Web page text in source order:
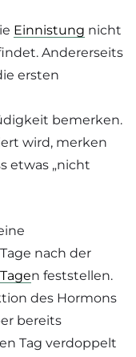
Einnistung nicht
Andererseits
ersten
bemerken.
wird, merken
etwas „nicht
nach der
n feststellen.
des Hormons
bereits
Tag verdoppelt